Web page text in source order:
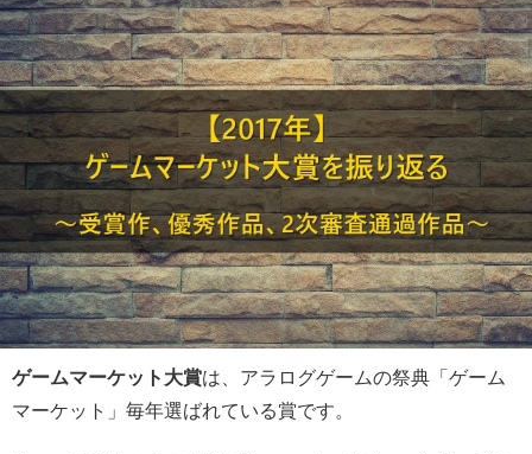
ゲームマーケット大賞は、アラログゲームの祭典「ゲーム
マーケット」毎年選ばれている賞です。